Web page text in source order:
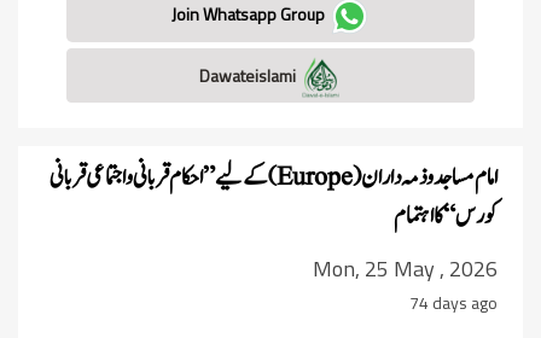
Join Whatsapp Group
امام مساجد و ذمہ داران(
Europe
)کے لیے ”احکام قربانی واجتماعی قربانی
کورس“ کا اہتمام
Mon, 25 May , 2026
74 days ago